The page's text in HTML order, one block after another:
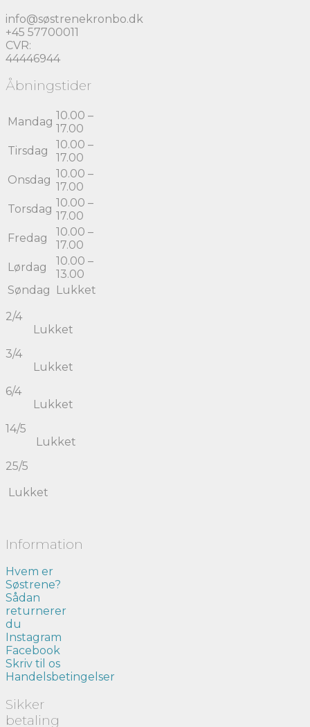
info@søstrenekronbo.dk
+45 57700011
CVR:
44446944
Åbningstider
Mandag 10.00 –
17.00
Tirsdag
10.00 –
17.00
Onsdag 10.00 –
17.00
Torsdag 10.00 –
17.00
Fredag
10.00 –
17.00
Lørdag
10.00 –
13.00
Søndag
Lukket
2/4
Lukket
3/4
Lukket
6/4
Lukket
14/5
Lukket
25/5
Lukket
Information
Hvem er
Søstrene?
Sådan
returnerer
du
Instagram
Facebook
Skriv til os
Handelsbetingelser
Sikker
betaling